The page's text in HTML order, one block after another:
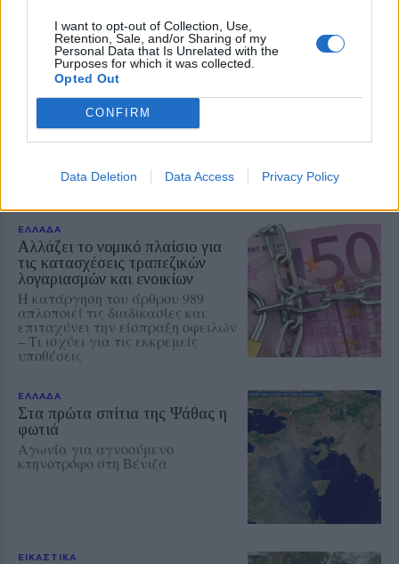
I want to opt-out of Collection, Use,
Retention, Sale, and/or Sharing of my
Personal Data that Is Unrelated with the
Purposes for which it was collected.
Opted Out
CONFIRM
Data Deletion Data Access Privacy Policy
ΒΟΡΕΙΟ ΑΙΓΑΙΟ
Σύλληψη στη Λήμνο για δυνατή
μουσική σε κατάστημα
Κατασχέθηκε ενισχυτής ήχου – Η
ένταση ξεπερνούσε το ανώτατο
επιτρεπόμενο όριο αναφέρει η
ΕΛΛΑΔΑ
Αλλάζει το νομικό πλαίσιο για
τις κατασχέσεις τραπεζικών
λογαριασμών και ενοικίων
Η κατάργηση του άρθρου 989
απλοποιεί τις διαδικασίες και
επιταχύνει την είσπραξη οφειλών
– Τι ισχύει για τις εκκρεμείς
υποθέσεις
ΕΛΛΑΔΑ
Στα πρώτα σπίτια της Ψάθας η
φωτιά
Αγωνία για αγνοούμενο
κτηνοτρόφο στη Βένιζα
ΕΙΚΑΣΤΙΚΑ